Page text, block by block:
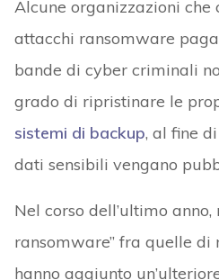
Alcune organizzazioni
attacchi ransomware
bande di cyber criminali
grado di ripristinare le
sistemi di backup, al fine
dati sensibili vengano
Nel corso dell’ultimo
ransomware” fra quelle di
hanno aggiunto